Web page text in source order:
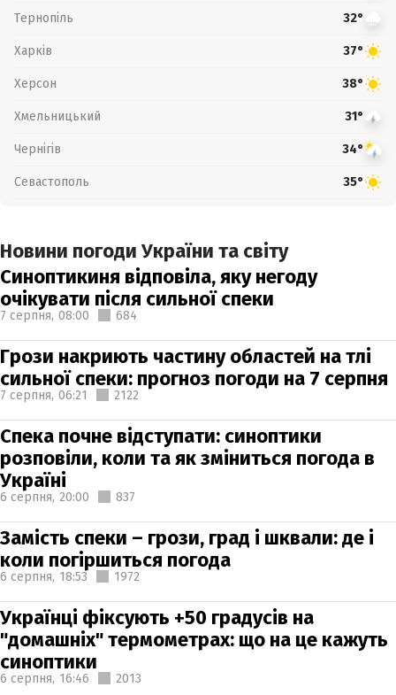
Тернопіль 32°
Харків 37°
Херсон 38°
Хмельницький 31°
Чернігів 34°
Севастополь 35°
Новини погоди України та світу
Синоптикиня відповіла, яку негоду
очікувати після сильної спеки
7 серпня, 08:00 684
Грози накриють частину областей на тлі
сильної спеки: прогноз погоди на 7 серпня
7 серпня, 06:21 2122
Спека почне відступати: синоптики
розповіли, коли та як зміниться погода в
Україні
6 серпня, 20:00 837
Замість спеки – грози, град і шквали: де і
коли погіршиться погода
6 серпня, 18:53 1972
Українці фіксують +50 градусів на
"домашніх" термометрах: що на це кажуть
синоптики
6 серпня, 16:46 2013